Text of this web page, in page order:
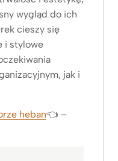
wygląd do ich
cieszy się
i stylowe
jak i
heban👈 –